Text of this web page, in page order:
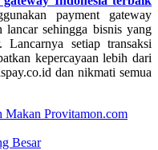
payment gateway
lancar sehingga bisnis yang
setiap transaksi
kepercayaan lebih dari
dan nikmati semua
Makan Provitamon.com
Besar